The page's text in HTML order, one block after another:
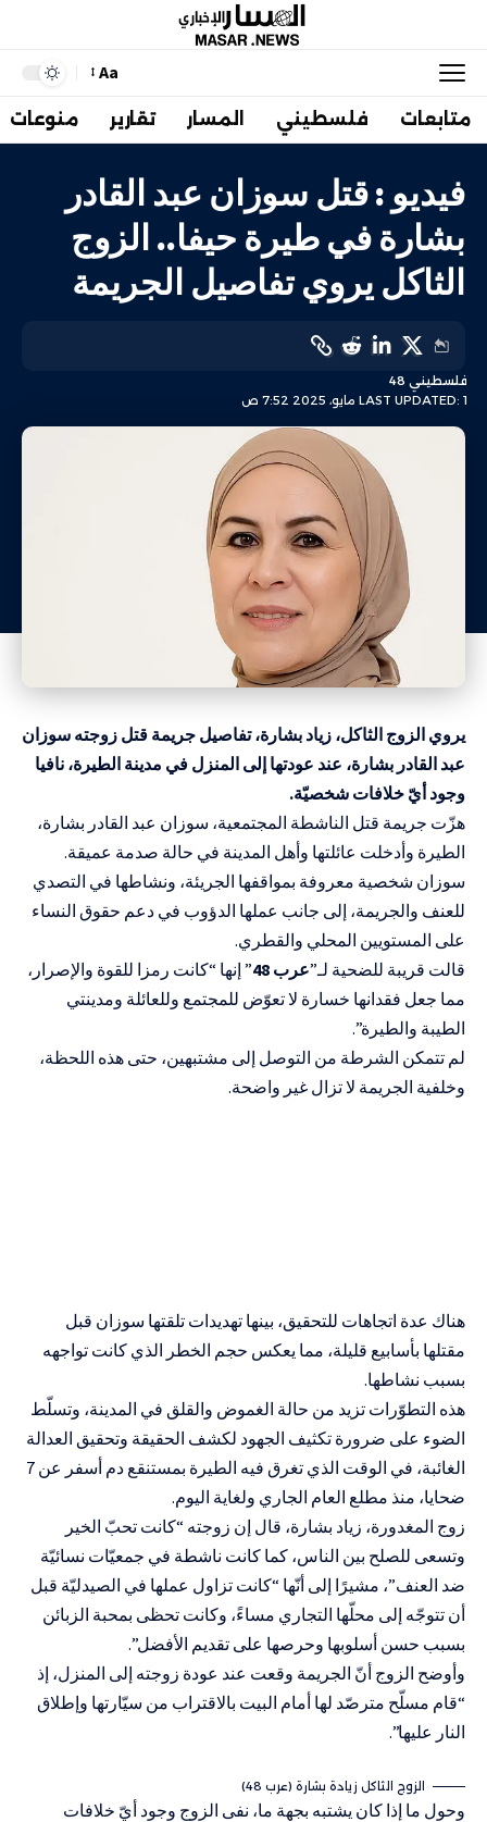
Aa
متابعات فلسطيني المسار تقارير منوعات
فيديو : قتل سوزان عبد القادر
بشارة في طيرة حيفا.. الزوج
الثاكل يروي تفاصيل الجريمة
LAST UPDATED: 1 مايو، 2025 7:52 ص
فلسطيني 48
يروي الزوج الثاكل، زياد بشارة، تفاصيل جريمة قتل زوجته سوزان
عبد القادر بشارة، عند عودتها إلى المنزل في مدينة الطيرة، نافيا
وجود أيّ خلافات شخصيّة.
هزّت جريمة قتل الناشطة المجتمعية، سوزان عبد القادر بشارة،
الطيرة وأدخلت عائلتها وأهل المدينة في حالة صدمة عميقة.
سوزان شخصية معروفة بمواقفها الجريئة، ونشاطها في التصدي
للعنف والجريمة، إلى جانب عملها الدؤوب في دعم حقوق النساء
على المستويين المحلي والقطري.
قالت قريبة للضحية لـ”عرب 48
” إنها “كانت رمزا للقوة والإصرار،
مما جعل فقدانها خسارة لا تعوّض للمجتمع وللعائلة ومدينتي
الطيبة والطيرة”.
لم تتمكن الشرطة من التوصل إلى مشتبهين، حتى هذه اللحظة،
وخلفية الجريمة لا تزال غير واضحة.
هناك عدة اتجاهات للتحقيق، بينها تهديدات تلقتها سوزان قبل
مقتلها بأسابيع قليلة، مما يعكس حجم الخطر الذي كانت تواجهه
بسبب نشاطها.
هذه التطوّرات تزيد من حالة الغموض والقلق في المدينة، وتسلّط
الضوء على ضرورة تكثيف الجهود لكشف الحقيقة وتحقيق العدالة
الغائبة، في الوقت الذي تغرق فيه الطيرة بمستنقع دم أسفر عن 7
ضحايا، منذ مطلع العام الجاري ولغاية اليوم.
زوج المغدورة، زياد بشارة، قال إن زوجته “كانت تحبّ الخير
وتسعى للصلح بين الناس، كما كانت ناشطة في جمعيّات نسائيّة
ضد العنف”، مشيرًا إلى أنّها “كانت تزاول عملها في الصيدليّة قبل
أن تتوجّه إلى محلّها التجاري مساءً، وكانت تحظى بمحبة الزبائن
بسبب حسن أسلوبها وحرصها على تقديم الأفضل”.
وأوضح الزوج أنّ الجريمة وقعت عند عودة زوجته إلى المنزل، إذ
“قام مسلّح مترصّد لها أمام البيت بالاقتراب من سيّارتها وإطلاق
النار عليها”.
الزوج الثاكل زيادة بشارة (عرب 48)
وحول ما إذا كان يشتبه بجهة ما، نفى الزوج وجود أيّ خلافات